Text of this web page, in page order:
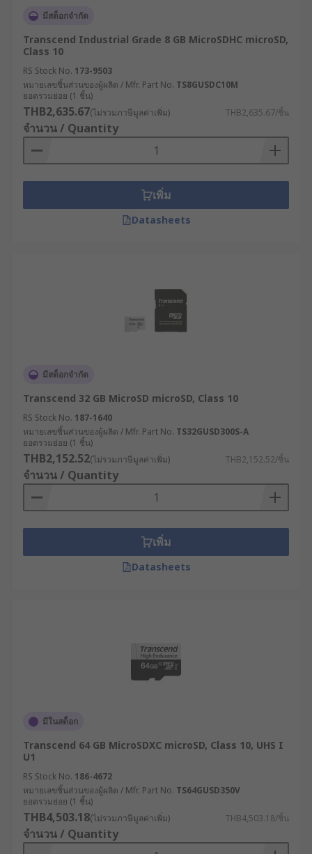
มีสต็อกจำกัด
Transcend Industrial Grade 8 GB MicroSDHC microSD,
Class 10
RS Stock No. 173-9503
หมายเลขชิ้นส่วนของผู้ผลิต / Mfr. Part No. TS8GUSDC10M
ยอดรวมย่อย (1 ชิ้น)
THB2,635.67(ไม่รวมภาษีมูลค่าเพิ่ม) THB2,635.67/ชิ้น
จำนวน / Quantity
เพิ่ม
Datasheets
มีสต็อกจำกัด
Transcend 32 GB MicroSD microSD, Class 10
RS Stock No. 187-1640
หมายเลขชิ้นส่วนของผู้ผลิต / Mfr. Part No. TS32GUSD300S-A
ยอดรวมย่อย (1 ชิ้น)
THB2,152.52(ไม่รวมภาษีมูลค่าเพิ่ม) THB2,152.52/ชิ้น
จำนวน / Quantity
เพิ่ม
Datasheets
มีในสต็อก
Transcend 64 GB MicroSDXC microSD, Class 10, UHS I
U1
RS Stock No. 186-4672
หมายเลขชิ้นส่วนของผู้ผลิต / Mfr. Part No. TS64GUSD350V
ยอดรวมย่อย (1 ชิ้น)
THB4,503.18(ไม่รวมภาษีมูลค่าเพิ่ม) THB4,503.18/ชิ้น
จำนวน / Quantity